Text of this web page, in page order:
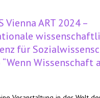
Vienna ART 2024 –
für
“Wenn Wissenschaft